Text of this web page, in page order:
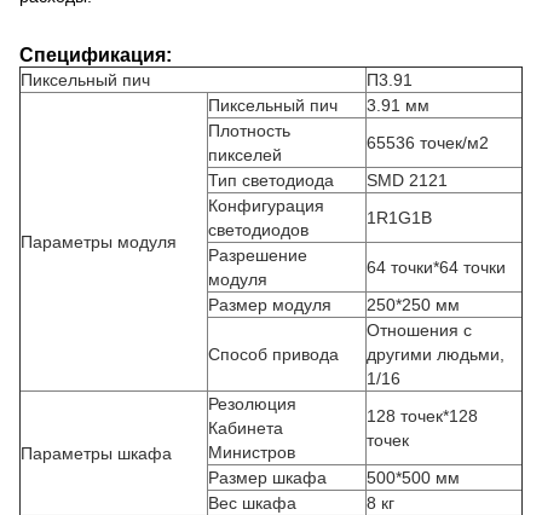
Спецификация:
Пиксельный пич П3.91
Параметры модуля
Пиксельный пич
3.91 мм
Плотность
пикселей
65536 точек/м2
Тип светодиода
SMD 2121
Конфигурация
светодиодов
1R1G1B
Разрешение
модуля
64 точки*64 точки
Размер модуля
250*250 мм
Способ привода
Отношения с
другими людьми,
1/16
Параметры шкафа
Резолюция
Кабинета
Министров
128 точек*128
точек
Размер шкафа
500*500 мм
Вес шкафа
8 кг